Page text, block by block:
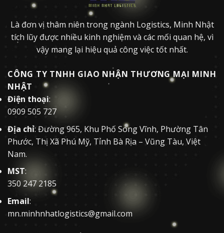
Là đơn vị thâm niên trong ngành Logistics, Minh Nhật
tích lũy được nhiều kinh nghiệm và các mối quan hệ, vì
vậy mang lại hiệu quả công việc tốt nhất.
CÔNG TY TNHH GIAO NHẬN THƯƠNG MẠI MINH
NHẬT
Điện thoại:
0909 505 727
Địa chỉ: Đường 965, Khu Phố Song Vĩnh, Phường Tân
Phước, Thị Xã Phú Mỹ, Tỉnh Bà Rịa – Vũng Tàu, Việt
Nam.
MST:
350 247 2185
Email:
mn.minhnhatlogistics@gmail.com